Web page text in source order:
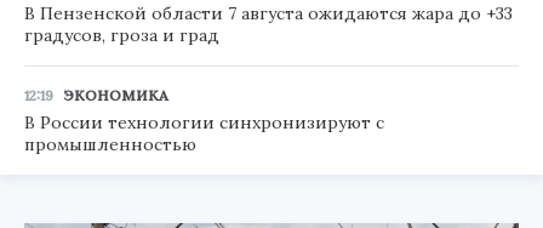
В Пензенской области 7 августа ожидаются жара до +33
градусов, гроза и град
12:19 ЭКОНОМИКА
В России технологии синхронизируют с
промышленностью